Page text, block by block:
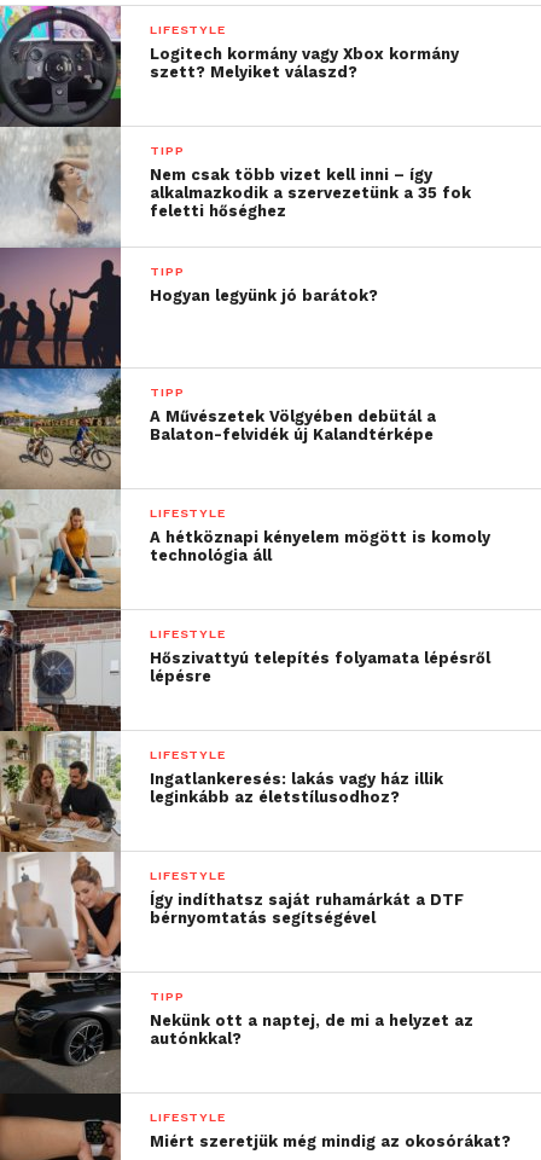
amelyek nem támaszkodnak nagymértékben az
internetre, ezen a módon nem annyira sebezhetők.
Forrás: MTI
LIFESTYLE
Logitech kormány vagy Xbox kormány
szett? Melyiket válaszd?
TIPP
Nem csak több vizet kell inni – így
alkalmazkodik a szervezetünk a 35 fok
feletti hőséghez
TIPP
Hogyan legyünk jó barátok?
TIPP
A Művészetek Völgyében debütál a
Balaton-felvidék új Kalandtérképe
LIFESTYLE
A hétköznapi kényelem mögött is komoly
technológia áll
LIFESTYLE
Hőszivattyú telepítés folyamata lépésről
lépésre
LIFESTYLE
Ingatlankeresés: lakás vagy ház illik
leginkább az életstílusodhoz?
LIFESTYLE
Így indíthatsz saját ruhamárkát a DTF
bérnyomtatás segítségével
TIPP
Nekünk ott a naptej, de mi a helyzet az
autónkkal?
LIFESTYLE
Miért szeretjük még mindig az okosórákat?